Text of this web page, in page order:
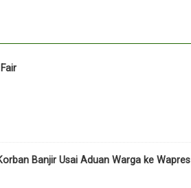
Banjir Usai Aduan Warga ke Wapres